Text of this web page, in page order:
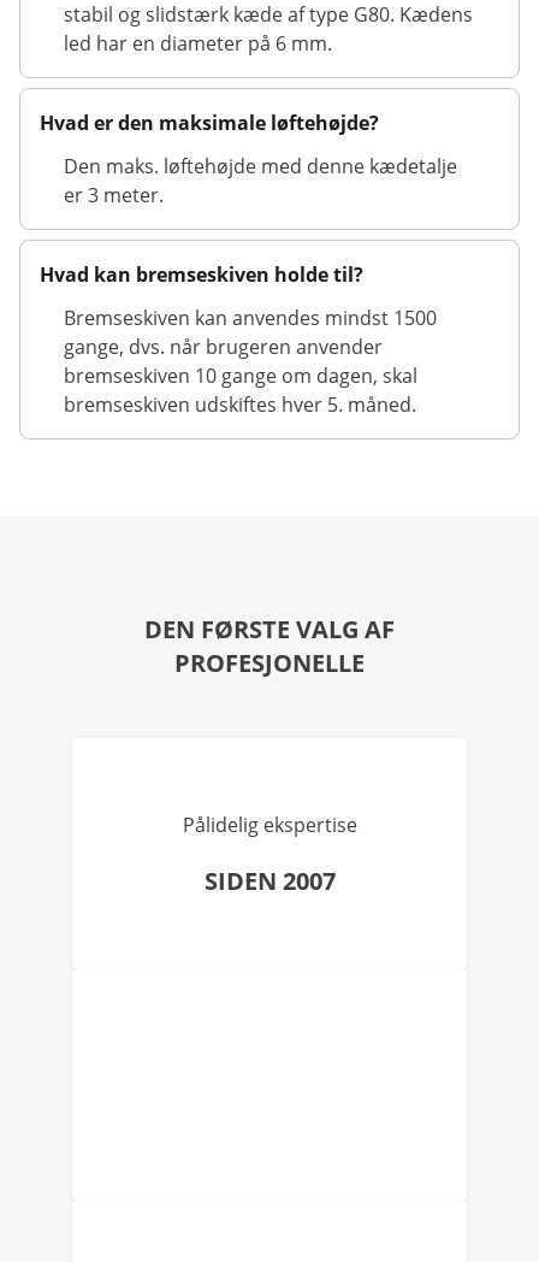
stabil og slidstærk kæde af type G80. Kædens
led har en diameter på 6 mm.
Hvad er den maksimale løftehøjde?
Den maks. løftehøjde med denne kædetalje
er 3 meter.
Hvad kan bremseskiven holde til?
Bremseskiven kan anvendes mindst 1500
gange, dvs. når brugeren anvender
bremseskiven 10 gange om dagen, skal
bremseskiven udskiftes hver 5. måned.
DEN FØRSTE VALG AF
PROFESJONELLE
Pålidelig ekspertise
SIDEN 2007